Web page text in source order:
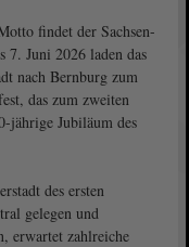
findet der Sachsen-
Juni 2026 laden das
nach Bernburg zum
das zum zweiten
jährige Jubiläum des
des ersten
gelegen und
erwartet zahlreiche